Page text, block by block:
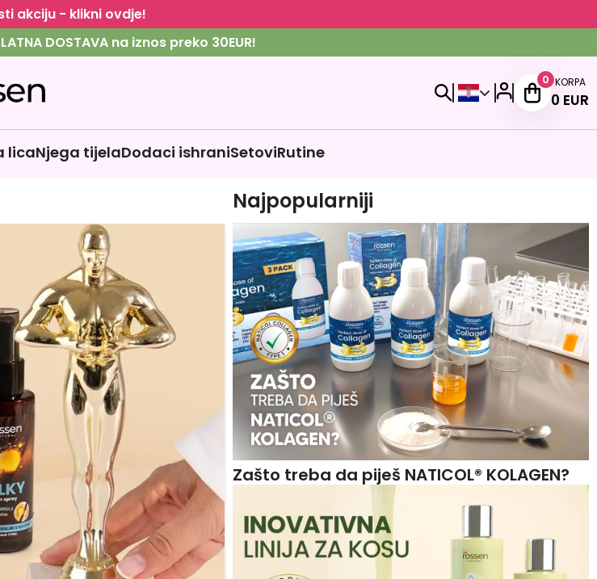
akciju - klikni ovdje!
DOSTAVA na iznos preko 30EUR!
0 KORPA
0 EUR
licaNjega tijelaDodaci ishraniSetoviRutine
Najpopularniji
Zašto treba da piješ NATICOL® KOLAGEN?